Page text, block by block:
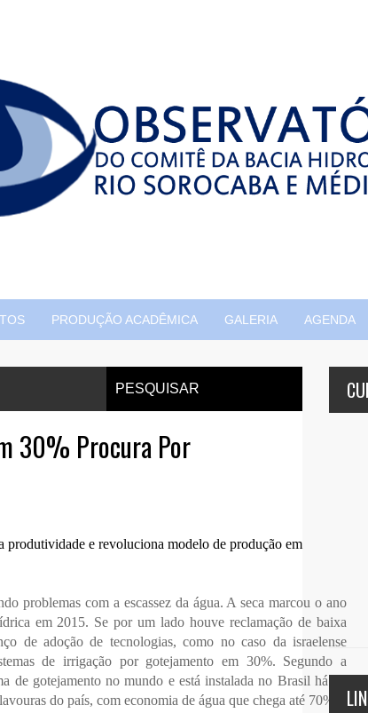
PRODUÇÃO ACADÊMICA GALERIA AGENDA
30% Procura Por
produtividade e revoluciona modelo de produção em
problemas com a escassez da água. A seca marcou o ano
em 2015. Se por um lado houve reclamação de baixa
de adoção de tecnologias, como no caso da israelense
de irrigação por gotejamento em 30%. Segundo a
de gotejamento no mundo e está instalada no Brasil há 20
do país, com economia de água que chega até 70%.